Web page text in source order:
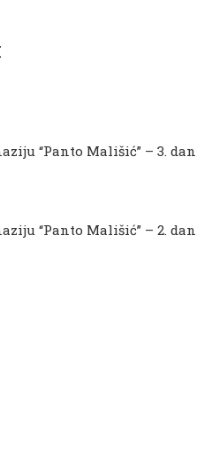
“Panto Mališić” – 3. dan
“Panto Mališić” – 2. dan